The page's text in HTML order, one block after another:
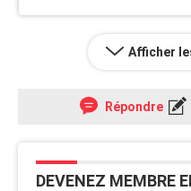
Afficher
Répondre
DEVENEZ MEMBRE